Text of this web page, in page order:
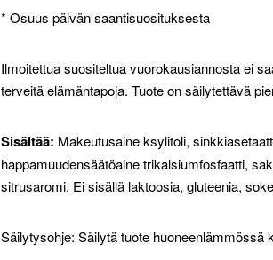
* Osuus päivän saantisuosituksesta
Ilmoitettua suositeltua vuorokausiannosta ei
terveitä elämäntapoja. Tuote on säilytettävä
Sisältää: Makeutusaine ksylitoli,
happamuudensäätöaine trikalsiumfosfaatti,
sitrusaromi. Ei sisällä laktoosia, gluteenia,
Säilytysohje: Säilytä tuote huoneenlämmössä